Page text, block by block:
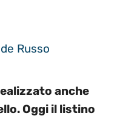
Russo
anche
Oggi il listino